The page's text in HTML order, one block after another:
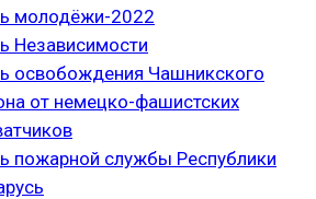
молодёжи-2022
Независимости
освобождения Чашникского
от немецко-фашистских
пожарной службы Республики